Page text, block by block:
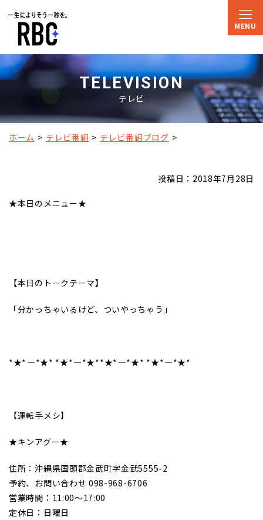
TELEVISION
テレビ
ホーム テレビ番組 テレビ番組ブログ
投稿日：2018年7月28日
★本日のメニュー★
【本日のトークテーマ】
「分かっちゃいるけど、ついやっちゃう」
*★*――――*★* *★*――――*★**★*――――*★* *★*――――*★*
【運転手メシ】
★キンアグー★
住所：沖縄県国頭郡金武町字金武5555-2
予約、お問い合わせ 098-968-6706
営業時間：11:00～17:00
定休日：日曜日